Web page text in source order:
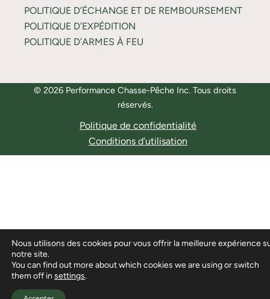
POLITIQUE D’ÉCHANGE ET DE REMBOURSEMENT
POLITIQUE D’EXPÉDITION
POLITIQUE D’ARMES À FEU
© 2026 Performance Chasse-Pêche Inc. Tous droits
réservés.
Politique de confidentialité
Conditions d’utilisation
Nous utilisons des cookies pour vous offrir la meilleure expérience
notre site.
You can find out more about which cookies we are using or switch
them off in settings.